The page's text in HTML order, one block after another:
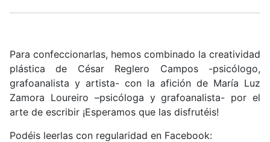
Para confeccionarlas, hemos combinado la creatividad
plástica de César Reglero Campos -psicólogo,
grafoanalista y artista- con la afición de María Luz
Zamora Loureiro –psicóloga y grafoanalista- por el
arte de escribir ¡Esperamos que las disfrutéis!
Podéis leerlas con regularidad en Facebook: